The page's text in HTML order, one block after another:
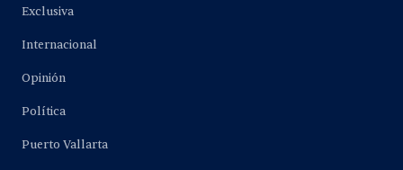
Exclusiva
Internacional
Opinión
Política
Puerto Vallarta